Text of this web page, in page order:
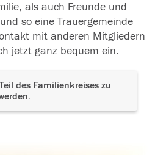
als auch Freunde und
so eine Trauergemeinde
mit anderen Mitgliedern
jetzt ganz bequem ein.
des Familienkreises zu